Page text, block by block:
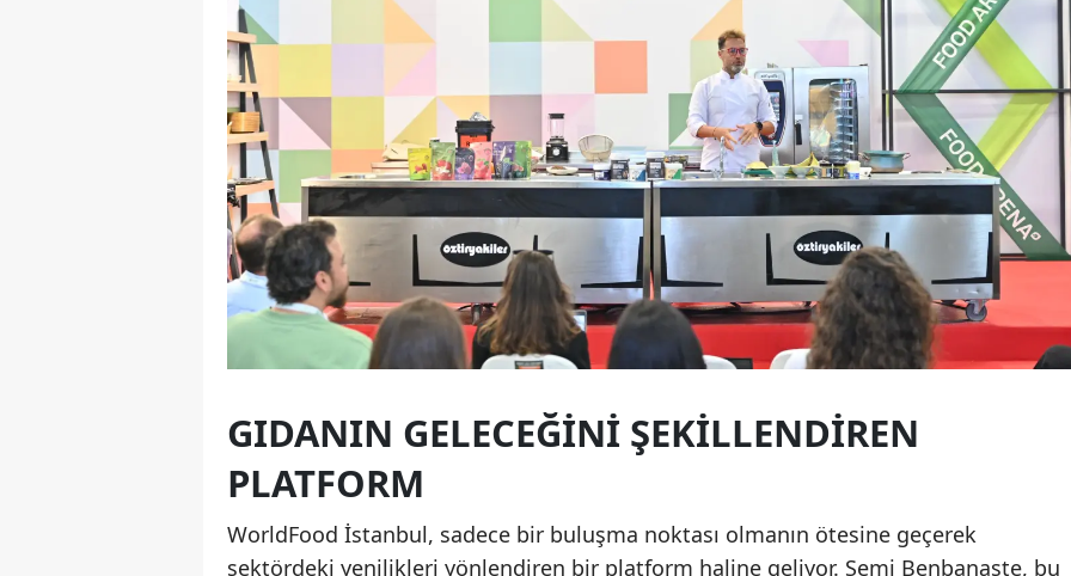
GIDANIN GELECEĞINI ŞEKILLENDIREN
PLATFORM
WorldFood İstanbul, sadece bir buluşma noktası olmanın ötesine geçerek
sektördeki yenilikleri yönlendiren bir platform haline geliyor. Semi Benbanaste, bu